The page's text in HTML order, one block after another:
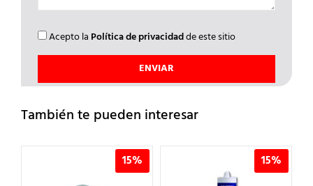
Acepto la Política de privacidadde este sitio
También te pueden interesar
15% 15%